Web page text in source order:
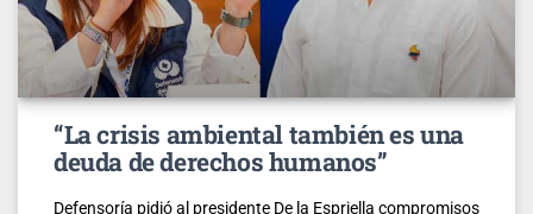
“La crisis ambiental también es una
deuda de derechos humanos”
Defensoría pidió al presidente De la Espriella compromisos